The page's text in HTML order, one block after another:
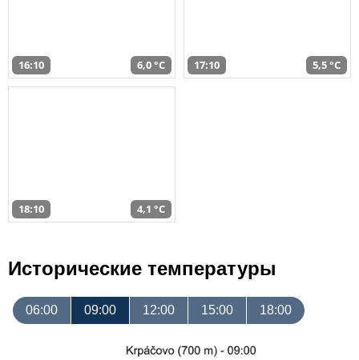
16:10 6,0 °C 17:10 5,5 °C
18:10 4,1 °C
Исторические температуры
06:00 09:00 12:00 15:00 18:00